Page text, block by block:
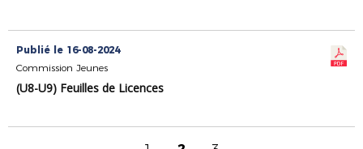
Publié le 16-08-2024
Commission Jeunes
(U8-U9) Feuilles de Licences